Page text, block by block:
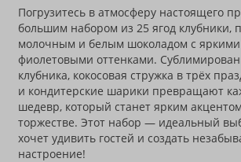
Погрузитесь в атмосферу настоящего
большим набором из 25 ягод клубники,
молочным и белым шоколадом с
фиолетовыми оттенками.
клубника, кокосовая стружка в трёх
и кондитерские шарики превращают
шедевр, который станет ярким
торжестве. Этот набор — идеальный
хочет удивить гостей и создать
настроение!